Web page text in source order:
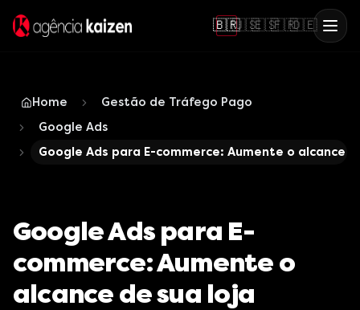
🇧🇷🇺🇸🇪🇸🇫🇷🇩🇪
Home
Gestão de Tráfego Pago
Google Ads
Google Ads para E-commerce: Aumente o alcance
Google Ads para E-
commerce: Aumente o
alcance de sua loja